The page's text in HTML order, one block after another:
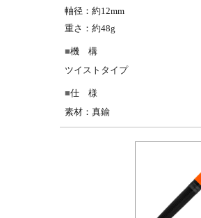
軸径：約12mm
重さ：約48g
機 構
ツイストタイプ
仕 様
素材：真鍮